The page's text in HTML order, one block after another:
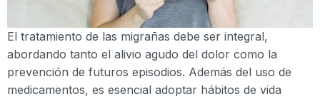
El tratamiento de las migrañas debe ser integral,
abordando tanto el alivio agudo del dolor como la
prevención de futuros episodios. Además del uso de
medicamentos, es esencial adoptar hábitos de vida